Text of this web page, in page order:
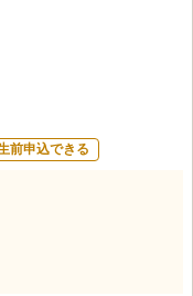
前申込できる